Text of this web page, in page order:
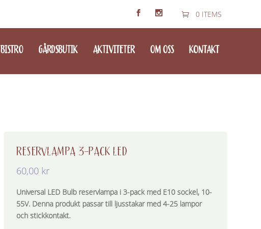
0 ITEMS
BISTRO GÅRDSBUTIK AKTIVITETER OM OSS KONTAKT
RESERVLAMPA 3-PACK LED
60,00 kr
Universal LED Bulb reservlampa i 3-pack med E10 sockel, 10-
55V. Denna produkt passar till ljusstakar med 4-25 lampor
och stickkontakt.